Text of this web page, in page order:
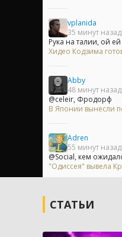
vplanida
35 минут назад
Рука на талии, ой ей
Хидео Кодзима
Abby
48 минут назад
@celeir, Фродорф
В Японии вынесли
Adren
55 минут назад
@Social, кем
"Одиссея" вывела
СТАТЬИ